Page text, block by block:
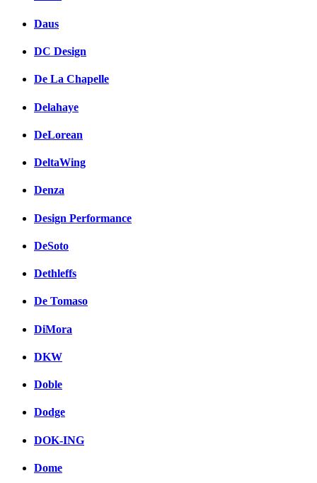
Daus
DC Design
De La Chapelle
Delahaye
DeLorean
DeltaWing
Denza
Design Performance
DeSoto
Dethleffs
De Tomaso
DiMora
DKW
Doble
Dodge
DOK-ING
Dome